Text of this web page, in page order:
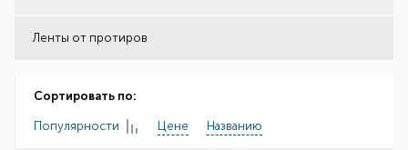
Ленты от протиров
Сортировать по:
Популярности Цене Названию